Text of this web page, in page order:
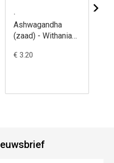
.
Ashwagandha
(zaad) - Withania
€ 3.20